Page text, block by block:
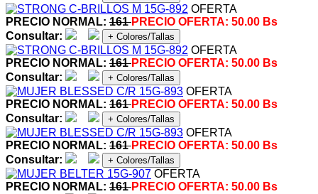
OFERTA
PRECIO NORMAL: 161PRECIO OFERTA: 50.00 Bs
Consultar:
+ Colores/Tallas
OFERTA
PRECIO NORMAL: 161PRECIO OFERTA: 50.00 Bs
Consultar:
+ Colores/Tallas
OFERTA
PRECIO NORMAL: 161PRECIO OFERTA: 50.00 Bs
Consultar:
+ Colores/Tallas
OFERTA
PRECIO NORMAL: 161PRECIO OFERTA: 50.00 Bs
Consultar:
+ Colores/Tallas
OFERTA
PRECIO NORMAL: 161PRECIO OFERTA: 50.00 Bs